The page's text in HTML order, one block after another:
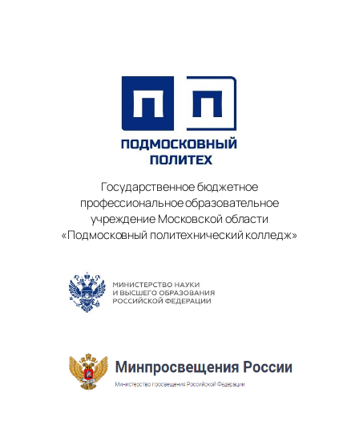
Государственное бюджетное
профессиональное образовательное
учреждение Московской области
«Подмосковный политехнический колледж»